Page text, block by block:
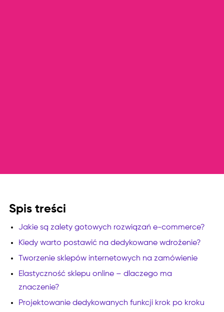
Spis treści
Jakie są zalety gotowych rozwiązań e-commerce?
Kiedy warto postawić na dedykowane wdrożenie?
Tworzenie sklepów internetowych na zamówienie
Elastyczność sklepu online – dlaczego ma
znaczenie?
Projektowanie dedykowanych funkcji krok po kroku